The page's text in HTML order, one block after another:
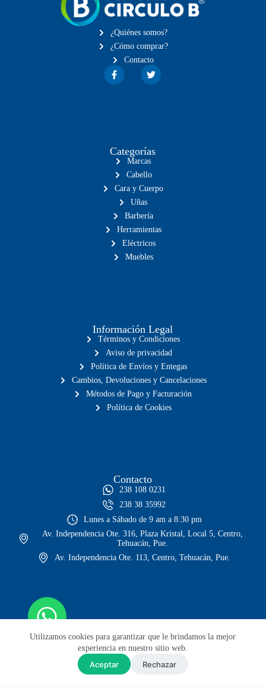
Utilizamos cookies para garantizar que le brindamos la mejor
experiencia en nuestro sitio web.
Aceptar Rechazar
¿Quiénes somos?
¿Cómo comprar?
Contacto
Categorías
Marcas
Cabello
Cara y Cuerpo
Uñas
Barbería
Herramientas
Eléctricos
Muebles
Información Legal
Términos y Condiciones
Aviso de privacidad
Política de Envíos y Entegas
Cambios, Devoluciones y Cancelaciones
Métodos de Pago y Facturación
Política de Cookies
Contacto
238 108 0231
238 38 35992
Lunes a Sábado de 9 am a 8:30 pm
Av. Independencia Ote. 316, Plaza Kristal, Local 5, Centro,
Tehuacán, Pue.
Av. Independencia Ote. 113, Centro, Tehuacán, Pue.
© Todos los derechos reservados